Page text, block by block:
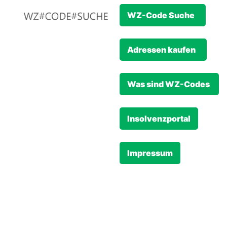
WZ-Code Suche
Adressen kaufen
Was sind WZ-Codes
Insolvenzportal
Impressum